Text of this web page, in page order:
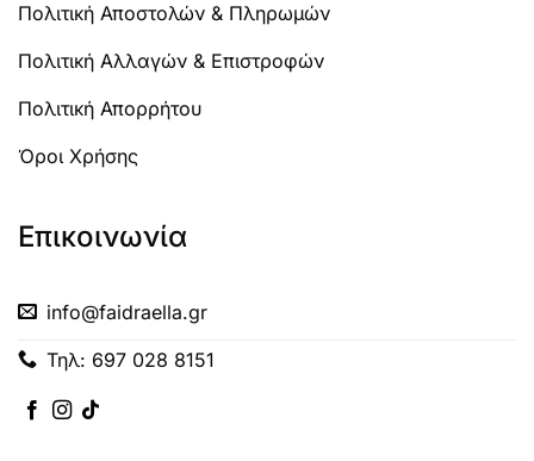
Πολιτική Αποστολών & Πληρωμών
Πολιτική Αλλαγών & Επιστροφών
Πολιτική Απορρήτου
Όροι Χρήσης
Επικοινωνία
info@faidraella.gr
Τηλ: 697 028 8151